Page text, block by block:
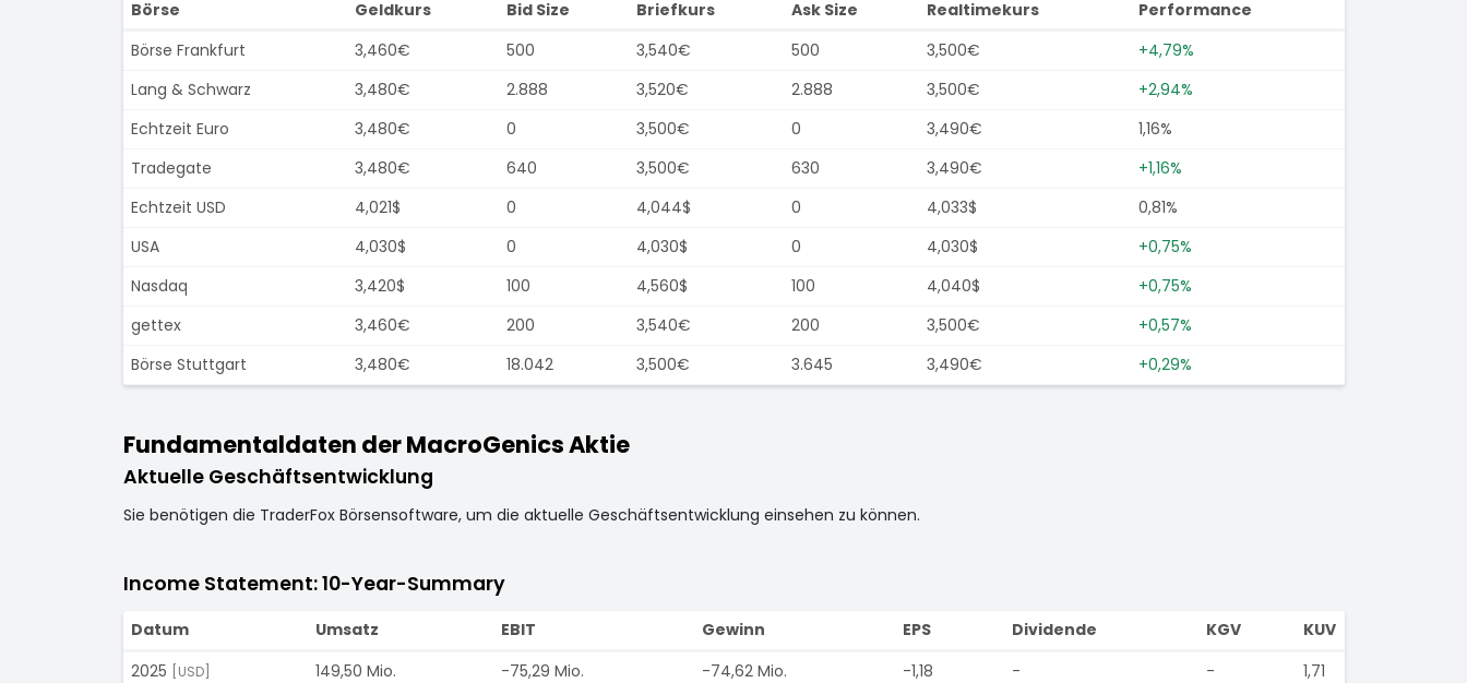
Börse Geldkurs Bid Size Briefkurs Ask Size Realtimekurs
Performance
Börse Frankfurt
3,460€ 500 3,540€ 500 3,500€
+4,79%
Lang & Schwarz
3,480€ 2.888 3,520€ 2.888 3,500€
+2,94%
Echtzeit Euro
3,480€ 0 3,500€ 0 3,490€
1,16%
Tradegate
3,480€ 640 3,500€ 630 3,490€
+1,16%
Echtzeit USD
4,021$ 0 4,044$ 0 4,033$
0,81%
USA
4,030$ 0 4,030$ 0 4,030$
+0,75%
Nasdaq
3,420$ 100 4,560$ 100 4,040$
+0,75%
gettex
3,460€ 200 3,540€ 200 3,500€
+0,57%
Börse Stuttgart
3,480€ 18.042 3,500€ 3.645 3,490€ +0,29%
Fundamentaldaten der MacroGenics Aktie
Aktuelle Geschäftsentwicklung
Sie benötigen die TraderFox Börsensoftware, um die aktuelle Geschäftsentwicklung einsehen zu können.
Income Statement: 10-Year-Summary
Datum Umsatz EBIT Gewinn EPS Dividende KGV
KUV
2025
[USD] 149,50 Mio. -75,29 Mio. -74,62 Mio. -1,18 - -
1,71